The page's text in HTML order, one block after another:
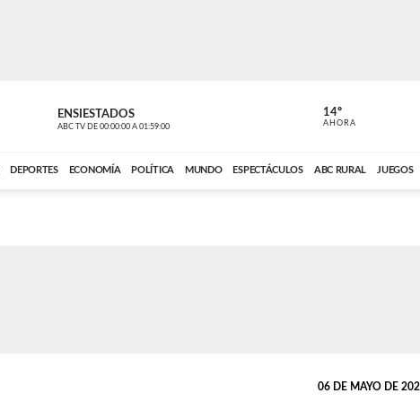
ENSIESTADOS
ABC TV DE 00:00:00 A 01:59:00 ABC CARDINAL
14º
AHORA
DEPORTES ECONOMÍA POLÍTICA MUNDO ESPECTÁCULOS ABC RURAL JUEGOS
06 DE MAYO DE